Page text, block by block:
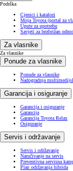
Podrška
Cjenici i katalozi
Moja Toyota (portal za
Upute za upotrebu
Savjeti za bezbrižan
Za vlasnike
Za vlasnike
Ponude za vlasnike
Ponude za vlasnike
Nadogradnja
Garancija i osiguranje
Garancija i osiguranje
Garancija
Garancija Toyota Relax
Osiguranje
Servis i održavanje
Servis i održavanje
Naručivanje na servis
Preventivna servisna
Plan održavanja hibrida